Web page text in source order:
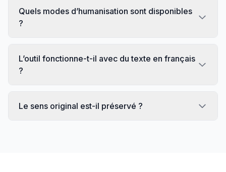
Quels modes d’humanisation sont disponibles
?
L’outil fonctionne-t-il avec du texte en français
?
Le sens original est-il préservé ?